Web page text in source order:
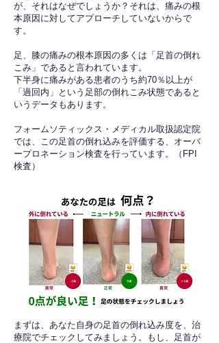
が、それはなぜでしょうか？それは、痛みの根
本原因に対してアプローチしていないからで
す。
足、膝の痛みの根本原因の多くは「足首の倒れ
こみ」であると言われています。
下半身に痛みがある患者のうち約70％以上が
「過回内」という足部の倒れこみ状態であると
いうデータもあります。
フォームソティックス・メディカル取扱認定院
では、この足首の倒れ込みを評価する、オーバ
ープロネーション検査を行っています。（FPI
検査）​
​まずは、あなた自身の足首の倒れ込み度を、治
療院でチェックしてみましょう。もし、足首が